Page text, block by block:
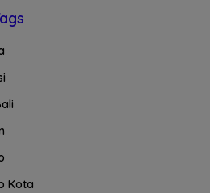
Kota